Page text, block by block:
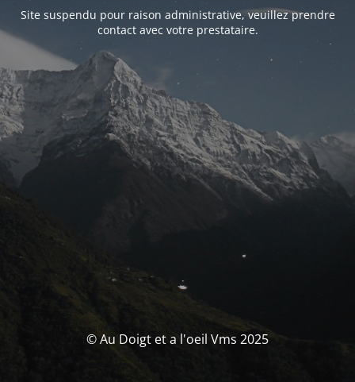
Site suspendu pour raison administrative, veuillez prendre
contact avec votre prestataire.
© Au Doigt et a l'oeil Vms 2025